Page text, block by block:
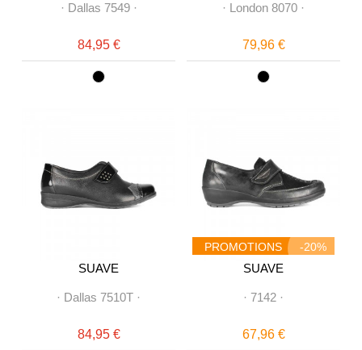
· Dallas 7549·
84,95 €
· London 8070 ·
79,96 €
SUAVE
· Dallas 7510T ·
84,95 €
PROMOTIONS -20%
SUAVE
· 7142 ·
67,96 €